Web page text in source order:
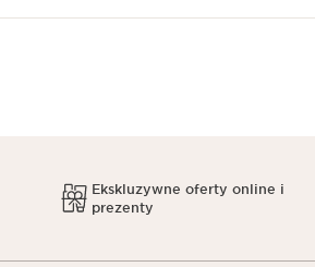
Ekskluzywne oferty online i
prezenty